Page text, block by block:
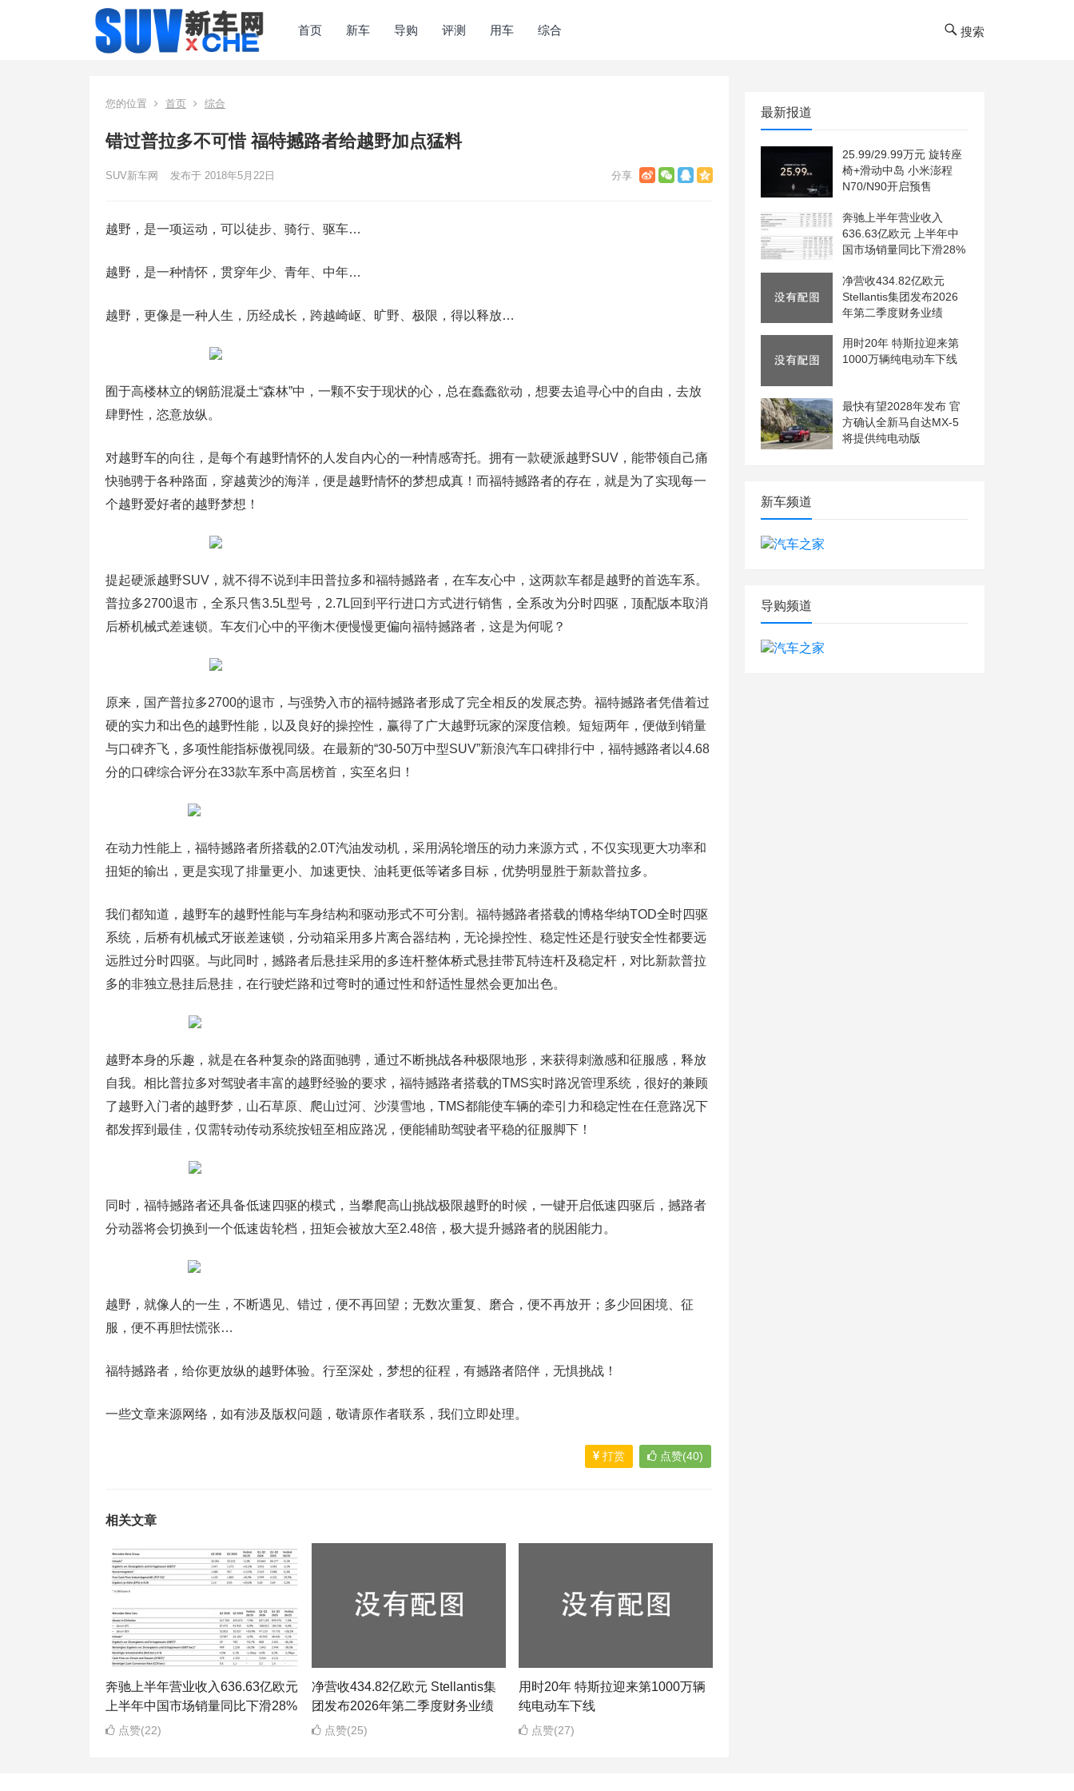
首页 新车 导购 评测 用车 综合 搜索
您的位置 首页 综合
错过普拉多不可惜 福特撼路者给越野加点猛料
SUV新车网 发布于 2018年5月22日
越野，是一项运动，可以徒步、骑行、驱车…
越野，是一种情怀，贯穿年少、青年、中年…
越野，更像是一种人生，历经成长，跨越崎岖、旷野、极限，得以释放…
囿于高楼林立的钢筋混凝土“森林”中，一颗不安于现状的心，总在蠢蠢欲动，想要去追寻心中的自由，去放
肆野性，恣意放纵。
对越野车的向往，是每个有越野情怀的人发自内心的一种情感寄托。拥有一款硬派越野SUV，能带领自己痛
快驰骋于各种路面，穿越黄沙的海洋，便是越野情怀的梦想成真！而福特撼路者的存在，就是为了实现每一
个越野爱好者的越野梦想！
提起硬派越野SUV，就不得不说到丰田普拉多和福特撼路者，在车友心中，这两款车都是越野的首选车系。
普拉多2700退市，全系只售3.5L型号，2.7L回到平行进口方式进行销售，全系改为分时四驱，顶配版本取消
后桥机械式差速锁。车友们心中的平衡木便慢慢更偏向福特撼路者，这是为何呢？
原来，国产普拉多2700的退市，与强势入市的福特撼路者形成了完全相反的发展态势。福特撼路者凭借着过
硬的实力和出色的越野性能，以及良好的操控性，赢得了广大越野玩家的深度信赖。短短两年，便做到销量
与口碑齐飞，多项性能指标傲视同级。在最新的“30-50万中型SUV”新浪汽车口碑排行中，福特撼路者以4.68
分的口碑综合评分在33款车系中高居榜首，实至名归！
在动力性能上，福特撼路者所搭载的2.0T汽油发动机，采用涡轮增压的动力来源方式，不仅实现更大功率和
扭矩的输出，更是实现了排量更小、加速更快、油耗更低等诸多目标，优势明显胜于新款普拉多。
我们都知道，越野车的越野性能与车身结构和驱动形式不可分割。福特撼路者搭载的博格华纳TOD全时四驱
系统，后桥有机械式牙嵌差速锁，分动箱采用多片离合器结构，无论操控性、稳定性还是行驶安全性都要远
远胜过分时四驱。与此同时，撼路者后悬挂采用的多连杆整体桥式悬挂带瓦特连杆及稳定杆，对比新款普拉
多的非独立悬挂后悬挂，在行驶烂路和过弯时的通过性和舒适性显然会更加出色。
越野本身的乐趣，就是在各种复杂的路面驰骋，通过不断挑战各种极限地形，来获得刺激感和征服感，释放
自我。相比普拉多对驾驶者丰富的越野经验的要求，福特撼路者搭载的TMS实时路况管理系统，很好的兼顾
了越野入门者的越野梦，山石草原、爬山过河、沙漠雪地，TMS都能使车辆的牵引力和稳定性在任意路况下
都发挥到最佳，仅需转动传动系统按钮至相应路况，便能辅助驾驶者平稳的征服脚下！
同时，福特撼路者还具备低速四驱的模式，当攀爬高山挑战极限越野的时候，一键开启低速四驱后，撼路者
分动器将会切换到一个低速齿轮档，扭矩会被放大至2.48倍，极大提升撼路者的脱困能力。
越野，就像人的一生，不断遇见、错过，便不再回望；无数次重复、磨合，便不再放开；多少回困境、征
服，便不再胆怯慌张…
福特撼路者，给你更放纵的越野体验。行至深处，梦想的征程，有撼路者陪伴，无惧挑战！
一些文章来源网络，如有涉及版权问题，敬请原作者联系，我们立即处理。
打赏 点赞(40)
相关文章
奔驰上半年营业收入636.63亿欧元
上半年中国市场销量同比下滑28%
点赞(22)
净营收434.82亿欧元 Stellantis集
团发布2026年第二季度财务业绩
点赞(25)
用时20年 特斯拉迎来第1000万辆
纯电动车下线
点赞(27)
最新报道
25.99/29.99万元 旋转座
椅+滑动中岛 小米澎程
N70/N90开启预售
奔驰上半年营业收入
636.63亿欧元 上半年中
国市场销量同比下滑28%
净营收434.82亿欧元
Stellantis集团发布2026
年第二季度财务业绩
用时20年 特斯拉迎来第
1000万辆纯电动车下线
最快有望2028年发布 官
方确认全新马自达MX-5
将提供纯电动版
新车频道
导购频道